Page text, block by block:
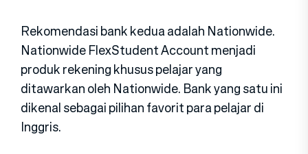
Rekomendasi bank kedua adalah Nationwide.
Nationwide FlexStudent Account menjadi
produk rekening khusus pelajar yang
ditawarkan oleh Nationwide. Bank yang satu ini
dikenal sebagai pilihan favorit para pelajar di
Inggris.